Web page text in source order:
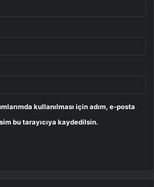
kullanılması için adım, e-posta
bu tarayıcıya kaydedilsin.